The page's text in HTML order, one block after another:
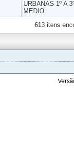
URBANAS 1º A
MEDIO
613 itens